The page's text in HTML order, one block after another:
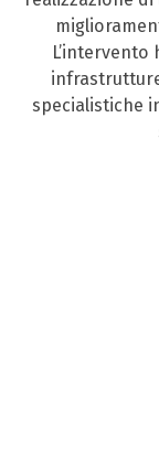
specialistiche